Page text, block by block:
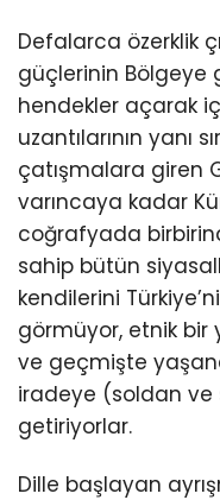
Defalarca özerklik
güçlerinin Bölgeye
hendekler açarak
uzantılarının yanı
çatışmalara giren
varıncaya kadar
coğrafyada
sahip bütün
kendilerini
görmüyor, etnik
ve geçmişte
iradeye (soldan ve
getiriyorlar.
Dille başlayan